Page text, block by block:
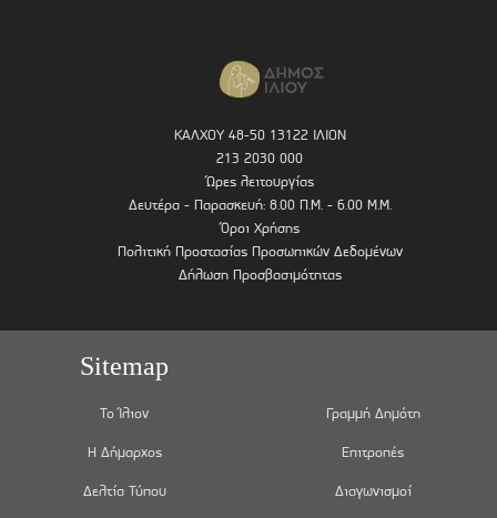
ΚΑΛΧΟΥ 48-50 13122 ΙΛΙΟΝ
213 2030 000
Ώρες λειτουργίας
Δευτέρα - Παρασκευή: 8.00 Π.Μ. - 6.00 Μ.Μ.
Όροι Χρήσης
Πολιτική Προστασίας Προσωπικών Δεδομένων
Δήλωση Προσβασιμότητας
Sitemap
Το Ίλιον
Η Δήμαρχος
Δελτία Τύπου
Γραμμή Δημότη
Επιτροπές
Διαγωνισμοί